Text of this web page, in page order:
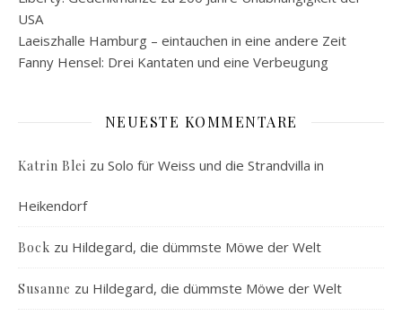
USA
Laeiszhalle Hamburg – eintauchen in eine andere Zeit
Fanny Hensel: Drei Kantaten und eine Verbeugung
NEUESTE KOMMENTARE
Katrin Blei zu Solo für Weiss und die Strandvilla in
Heikendorf
Bock zu Hildegard, die dümmste Möwe der Welt
Susanne zu Hildegard, die dümmste Möwe der Welt